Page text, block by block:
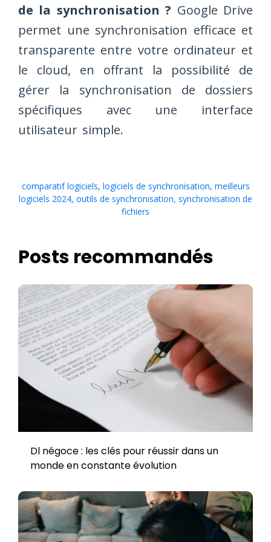
de la synchronisation ? Google Drive
permet une synchronisation efficace et
transparente entre votre ordinateur et
le cloud, en offrant la possibilité de
gérer la synchronisation de dossiers
spécifiques avec une interface
utilisateur simple.
comparatif logiciels, logiciels de synchronisation, meilleurs
logiciels 2024, outils de synchronisation, synchronisation de
fichiers
Posts recommandés
Dl négoce : les clés pour réussir dans un
monde en constante évolution